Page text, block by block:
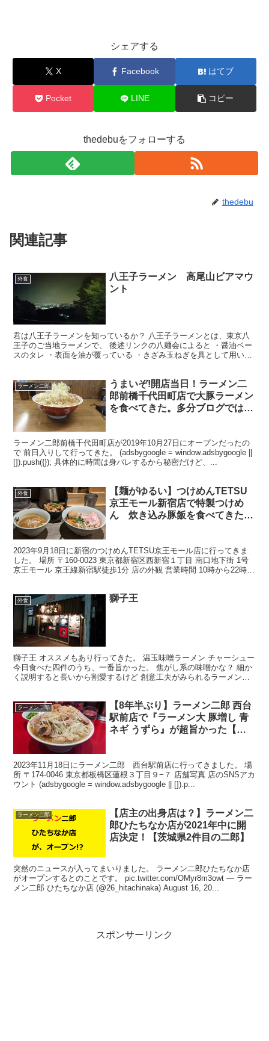
シェアする
X Facebook はてブ
Pocket LINE コピー
thedebuをフォローする
thedebu
関連記事
外食
八王子ラーメン 高尾山ビアマウ
ント
君は八王子ラーメンを知っているか？ 八王子ラーメンとは、東京八
王子のご当地ラーメンで、 後述リンクの八麺会によると ・醤油ベー
スのタレ ・表面を油が覆っている ・きざみ玉ねぎを具として用いら
ラーメン二郎
うまいぞ!開店当日！ラーメン二
郎前橋千代田町店で大豚ラーメン
を食べてきた。多分ブログでは全
ラーメン二郎前橋千代田町店が2019年10月27日にオープンだったの
で 前日入りして行ってきた。 (adsbygoogle = window.adsbygoogle ||
[]).push({}); 具体的に時間は身バレするから秘密だけど、...
外食
【麺がゆるい】つけめんTETSU
京王モール新宿店で特製つけめ
ん 炊き込み豚飯を食べてきた
2023年9月18日に新宿のつけめんTETSU京王モール店に行ってきま
した。 場所 〒160-0023 東京都新宿区西新宿１丁目 南口地下街 1号
京王モール 京王線新宿駅徒歩1分 店の外観 営業時間 10時から22時半
外食 獅子王
獅子王 オススメもあり行ってきた。 温玉味噌ラーメン チャーシュー
今日食べた四件のうち、一番旨かった。 焦がし系の味噌かな？ 細か
く説明すると長いから割愛するけど 創意工夫がみられるラーメンだ
ラーメン二郎
【8年半ぶり】ラーメン二郎 西台
駅前店で『ラーメン大 豚増し 青
ネギ うずら』が超旨かった【西
2023年11月18日にラーメン二郎 西台駅前店に行ってきました。 場
所 〒174-0046 東京都板橋区蓮根３丁目９−７ 店舗写真 店のSNSアカ
ウント (adsbygoogle = window.adsbygoogle || []).p...
ラーメン二郎
【店主の出身店は？】ラーメン二
郎ひたちなか店が2021年中に開
店決定！【茨城県2件目の二郎】
突然のニュースが入ってまいりました。 ラーメン二郎ひたちなか店
がオープンするとのことです。 pic.twitter.com/OMyr8m3owt — ラー
メン二郎 ひたちなか店 (@26_hitachinaka) August 16, 20...
スポンサーリンク